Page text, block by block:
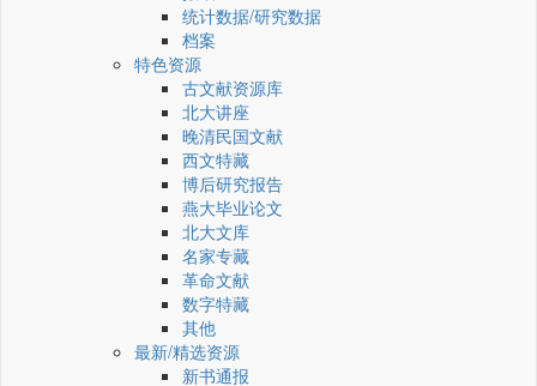
统计数据/研究数据
档案
特色资源
古文献资源库
北大讲座
晚清民国文献
西文特藏
博后研究报告
燕大毕业论文
北大文库
名家专藏
革命文献
数字特藏
其他
最新/精选资源
新书通报